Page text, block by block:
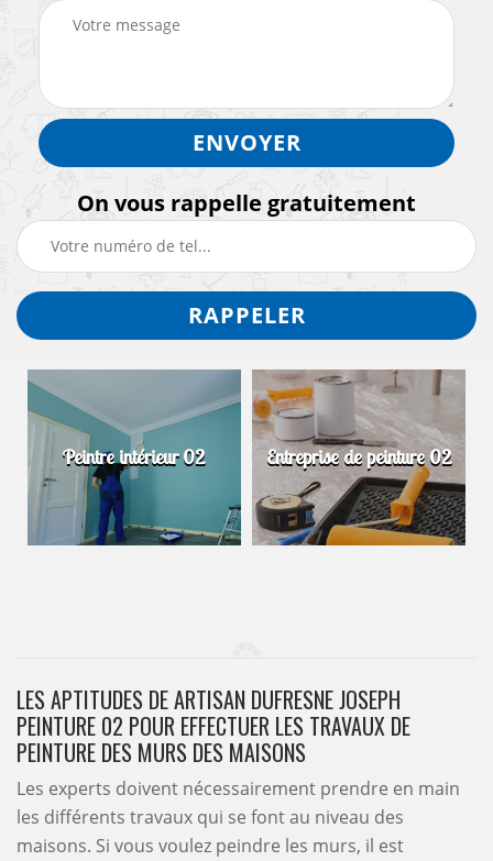
On vous rappelle gratuitement
Peintre intérieur 02 Entreprise de peinture 02
LES APTITUDES DE ARTISAN DUFRESNE JOSEPH
PEINTURE 02 POUR EFFECTUER LES TRAVAUX DE
PEINTURE DES MURS DES MAISONS
Les experts doivent nécessairement prendre en main
les différents travaux qui se font au niveau des
maisons. Si vous voulez peindre les murs, il est